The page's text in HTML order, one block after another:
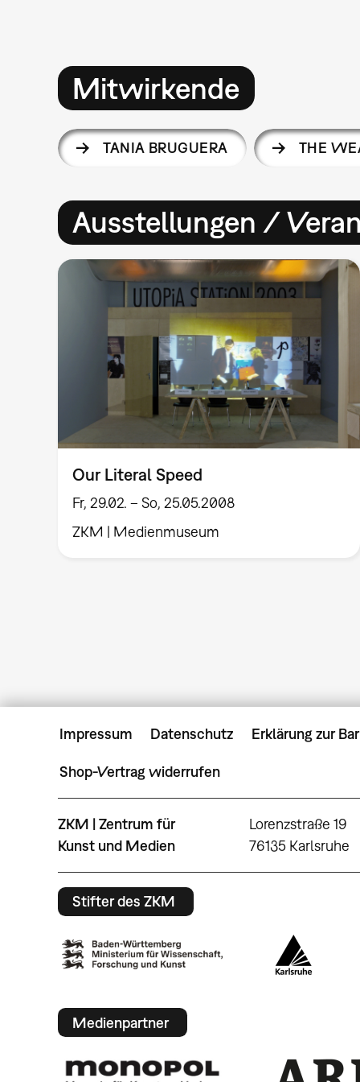
Mitwirkende
TANIA BRUGUERA THE
Ausstellungen /
Our Literal Speed
Fr, 29.02. – So, 25.05.2008
ZKM | Medienmuseum
Impressum Datenschutz Erklärung zur
Shop-Vertrag widerrufen
ZKM | Zentrum für
Kunst und Medien
Lorenzstraße 19
76135 Karlsruhe
Stifter des ZKM
Medienpartner